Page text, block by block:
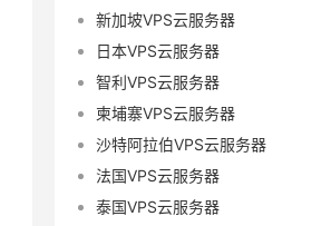
新加坡VPS云服务器
日本VPS云服务器
智利VPS云服务器
柬埔寨VPS云服务器
沙特阿拉伯VPS云服务器
法国VPS云服务器
泰国VPS云服务器